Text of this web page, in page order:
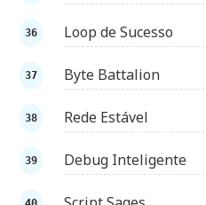
Loop de Sucesso
Byte Battalion
Rede Estável
Debug Inteligente